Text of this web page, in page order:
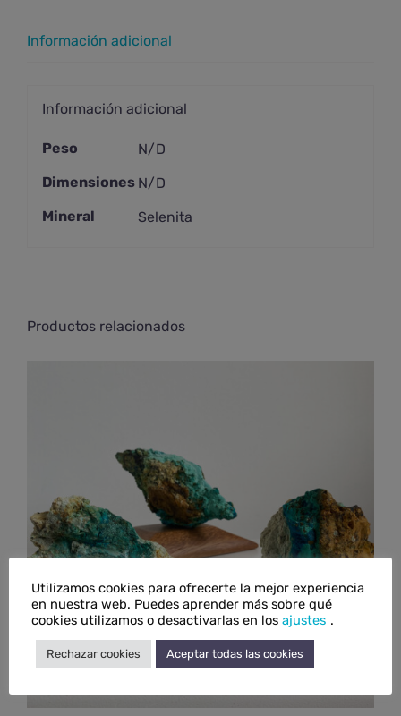
Información adicional
Información adicional
Peso
N/D
Dimensiones N/D
Mineral
Selenita
Productos relacionados
Utilizamos cookies para ofrecerte la mejor experiencia
en nuestra web. Puedes aprender más sobre qué
cookies utilizamos o desactivarlas en los ajustes .
Rechazar cookies Aceptar todas las cookies